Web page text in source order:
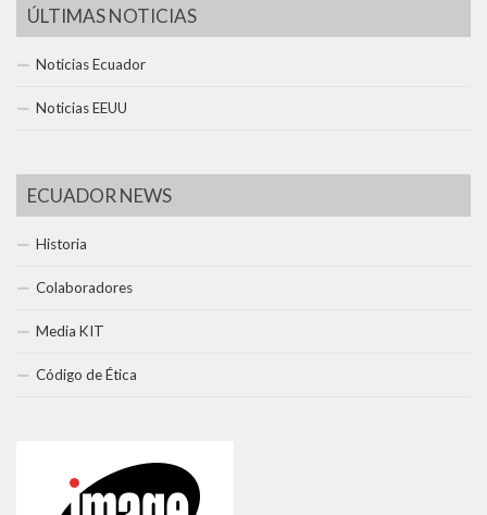
ÚLTIMAS NOTICIAS
Noticias Ecuador
Noticias EEUU
ECUADOR NEWS
Historia
Colaboradores
Media KIT
Código de Ética